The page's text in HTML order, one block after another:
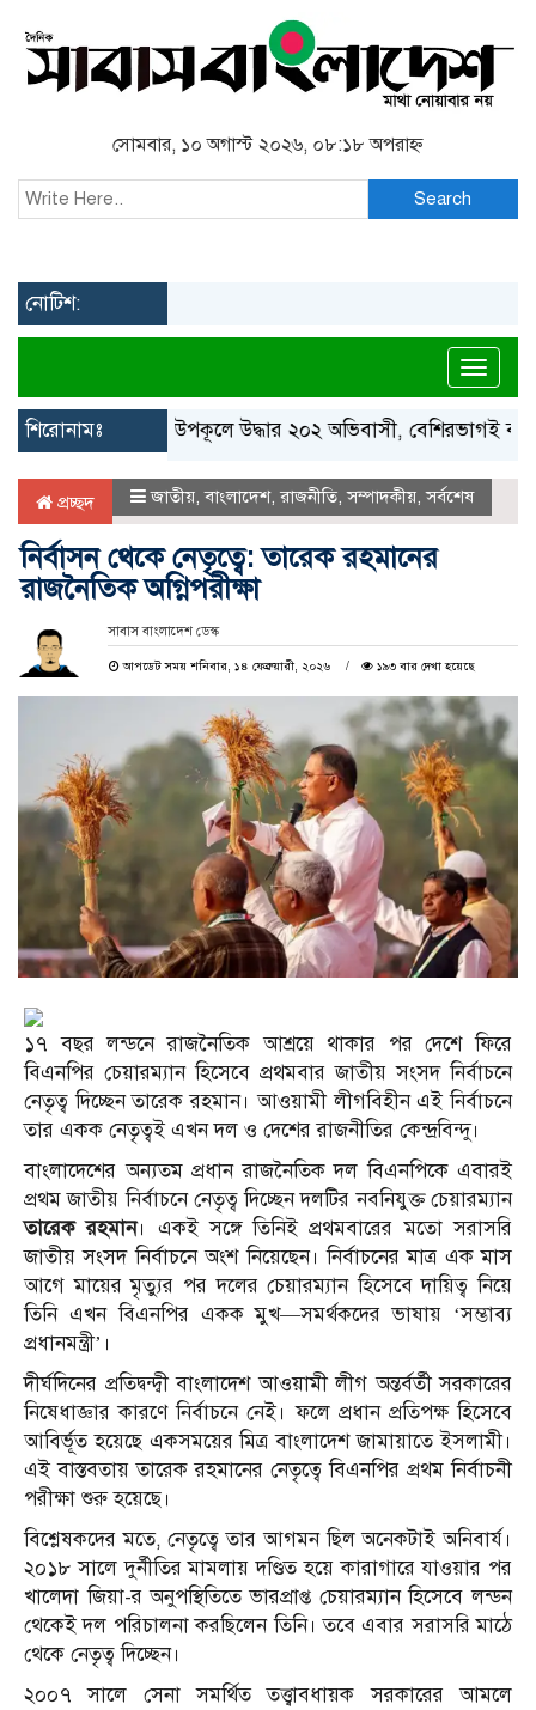
সোমবার, ১০ অগাস্ট ২০২৬, ০৮:১৮ অপরাহ্ন
Search
নোটিশ:
শিরোনামঃগ্রিস উপকূলে উদ্ধার ২০২ অভিবাসী, বেশিরভাগই বাংলাদেশি
প্রচ্ছদ জাতীয়,বাংলাদেশ, রাজনীতি,সম্পাদকীয়,সর্বশেষ
নির্বাসন থেকে নেতৃত্বে: তারেক রহমানের
রাজনৈতিক অগ্নিপরীক্ষা
সাবাস বাংলাদেশ ডেস্ক
আপডেট সময় শনিবার, ১৪ ফেব্রুয়ারী, ২০২৬ ১৯৩ বার দেখা হয়েছে
১৭ বছর লন্ডনে রাজনৈতিক আশ্রয়ে থাকার পর দেশে ফিরে
বিএনপির চেয়ারম্যান হিসেবে প্রথমবার জাতীয় সংসদ নির্বাচনে
নেতৃত্ব দিচ্ছেন তারেক রহমান। আওয়ামী লীগবিহীন এই নির্বাচনে
তার একক নেতৃত্বই এখন দল ও দেশের রাজনীতির কেন্দ্রবিন্দু।
বাংলাদেশের অন্যতম প্রধান রাজনৈতিক দল বিএনপিকে এবারই
প্রথম জাতীয় নির্বাচনে নেতৃত্ব দিচ্ছেন দলটির নবনিযুক্ত চেয়ারম্যান
তারেক রহমান। একই সঙ্গে তিনিই প্রথমবারের মতো সরাসরি
জাতীয় সংসদ নির্বাচনে অংশ নিয়েছেন। নির্বাচনের মাত্র এক মাস
আগে মায়ের মৃত্যুর পর দলের চেয়ারম্যান হিসেবে দায়িত্ব নিয়ে
তিনি এখন বিএনপির একক মুখ—সমর্থকদের ভাষায় ‘সম্ভাব্য
প্রধানমন্ত্রী’।
দীর্ঘদিনের প্রতিদ্বন্দ্বীবাংলাদেশ আওয়ামী লীগ অন্তর্বর্তী সরকারের
নিষেধাজ্ঞার কারণে নির্বাচনে নেই। ফলে প্রধান প্রতিপক্ষ হিসেবে
আবির্ভূত হয়েছে একসময়ের মিত্রবাংলাদেশ জামায়াতে ইসলামী।
এই বাস্তবতায় তারেক রহমানের নেতৃত্বে বিএনপির প্রথম নির্বাচনী
পরীক্ষা শুরু হয়েছে।
বিশ্লেষকদের মতে, নেতৃত্বে তার আগমন ছিল অনেকটাই অনিবার্য।
২০১৮ সালে দুর্নীতির মামলায় দণ্ডিত হয়ে কারাগারে যাওয়ার পর
খালেদা জিয়া-র অনুপস্থিতিতে ভারপ্রাপ্ত চেয়ারম্যান হিসেবে লন্ডন
থেকেই দল পরিচালনা করছিলেন তিনি। তবে এবার সরাসরি মাঠে
থেকে নেতৃত্ব দিচ্ছেন।
২০০৭ সালে সেনা সমর্থিত তত্ত্বাবধায়ক সরকারের আমলে